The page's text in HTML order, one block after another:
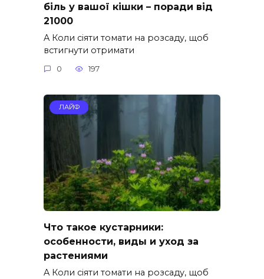
біль у вашої кішки – поради від
21000
A Коли сіяти томати на розсаду, щоб
встигнути отримати
0 197
ЛАЙФ
Что такое кустарники:
особенности, виды и уход за
растениями
A Коли сіяти томати на розсаду, щоб